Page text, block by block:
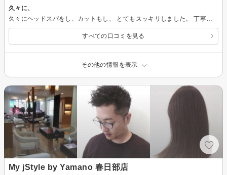
久々に、
久々にヘッドスパをし、カットもし、 とてもスッキリしました。 丁寧な対応でとても気持ちよかったです。
すべての口コミを見る
その他の情報を表示
My jStyle by Yamano 春日部店